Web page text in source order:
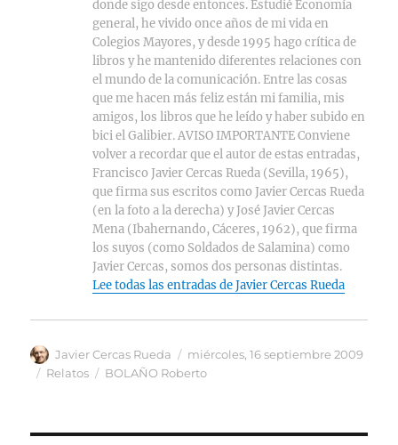
donde sigo desde entonces. Estudié Economía
general, he vivido once años de mi vida en
Colegios Mayores, y desde 1995 hago crítica de
libros y he mantenido diferentes relaciones con
el mundo de la comunicación. Entre las cosas
que me hacen más feliz están mi familia, mis
amigos, los libros que he leído y haber subido en
bici el Galibier. AVISO IMPORTANTE Conviene
volver a recordar que el autor de estas entradas,
Francisco Javier Cercas Rueda (Sevilla, 1965),
que firma sus escritos como Javier Cercas Rueda
(en la foto a la derecha) y José Javier Cercas
Mena (Ibahernando, Cáceres, 1962), que firma
los suyos (como Soldados de Salamina) como
Javier Cercas, somos dos personas distintas.
Lee todas las entradas de Javier Cercas Rueda
Autor
Javier Cercas Rueda
Publicado
el
miércoles, 16 septiembre 2009
Categorías
Relatos Etiquetas
BOLAÑO Roberto